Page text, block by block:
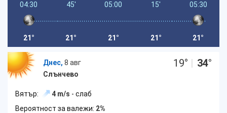
04:30
21°
45'
21°
05:00
21°
15'
21°
05:30
21°
Днес, 8 авг
Слънчево
19° | 34°
Вятър: 4 m/s - слаб
Вероятност за валежи: 2%